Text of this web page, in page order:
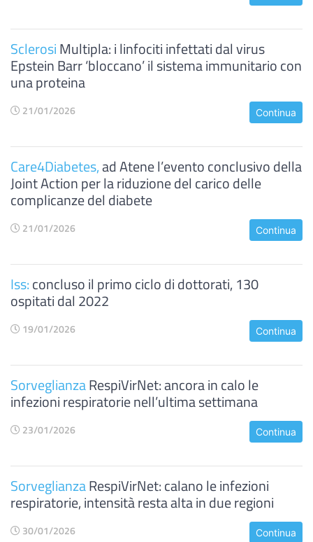
SclerosiMultipla: i linfociti infettati dal virus
Epstein Barr ‘bloccano’ il sistema immunitario con
una proteina
21/01/2026 Continua
Care4Diabetes,ad Atene l’evento conclusivo della
Joint Action per la riduzione del carico delle
complicanze del diabete
21/01/2026 Continua
Iss:concluso il primo ciclo di dottorati, 130
ospitati dal 2022
19/01/2026 Continua
SorveglianzaRespiVirNet: ancora in calo le
infezioni respiratorie nell’ultima settimana
23/01/2026 Continua
SorveglianzaRespiVirNet: calano le infezioni
respiratorie, intensità resta alta in due regioni
30/01/2026 Continua